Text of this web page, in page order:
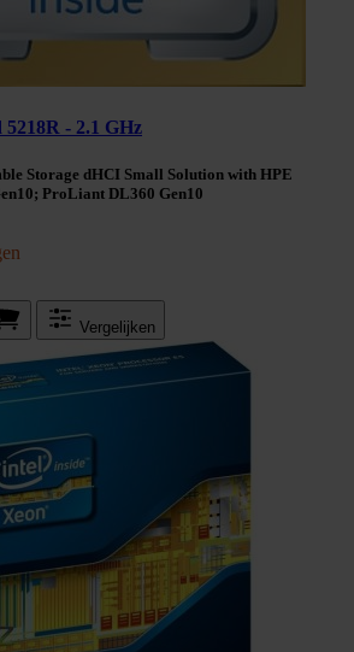
- 2.1 GHz
Storage dHCI Small Solution with HPE
ProLiant DL360 Gen10
Vergelijken